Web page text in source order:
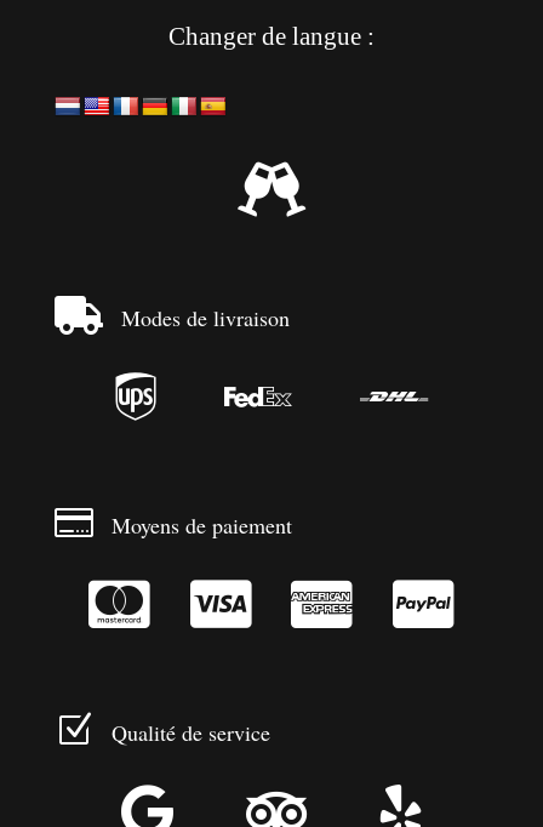
Changer de langue :

 Modes de livraison
  
 Moyens de paiement
   
Z Qualité de service
  